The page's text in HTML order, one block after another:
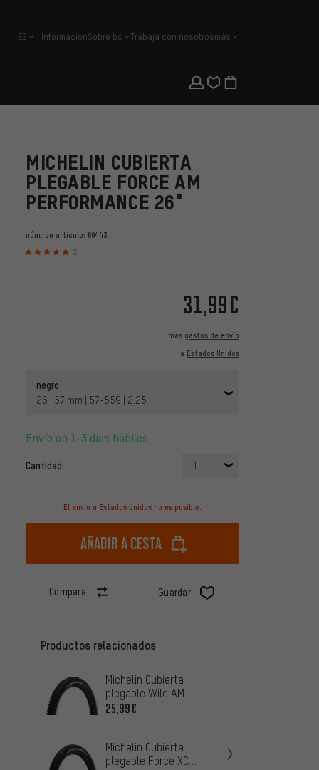
español
ES InformaciónSobre bc Trabaja con nosotrosmás
MICHELIN CUBIERTA
PLEGABLE FORCE AM
PERFORMANCE 26"
núm. de artículo: 69443
2
31,99€
más gastos de envío
a Estados Unidos
negro
26 | 57 mm | 57-559 | 2.25
Envío en 1-3 días hábiles
Cantidad: 1
El envío a Estados Unidos no es posible.
Añadir a cesta
Compara Guardar
Productos relacionados
Michelin Cubierta
plegable Wild AM
Performance 26"
25,99€
Michelin Cubierta
plegable Force XC